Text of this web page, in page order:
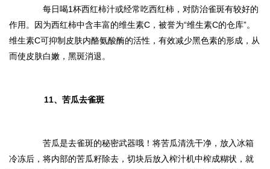
每日喝1杯西红柿汁或经常吃西红柿，对防治雀斑有较好的
作用。因为西红柿中含丰富的维生素C，被誉为“维生素C的仓库”。
维生素C可抑制皮肤内酪氨酸酶的活性，有效减少黑色素的形成，从
而使皮肤白嫩，黑斑消退。
11、苦瓜去雀斑
苦瓜是去雀斑的秘密武器哦！将苦瓜清洗干净，放入冰箱
冷冻后，将内部的苦瓜籽除去，切块后放入榨汁机中榨成糊状，就